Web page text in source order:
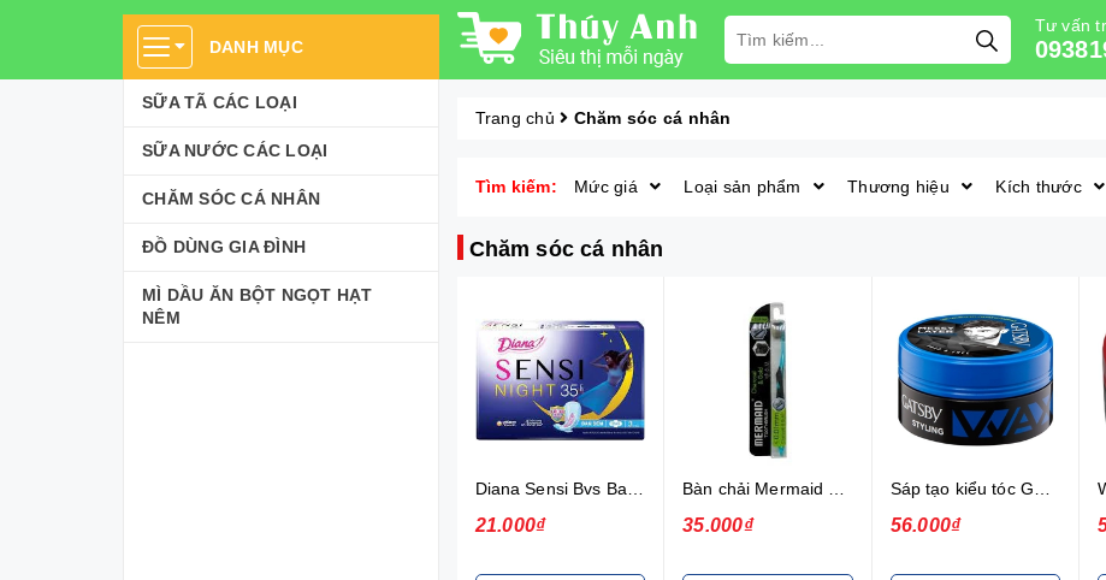
DANH MỤC
SỮA TÃ CÁC LOẠI
SỮA NƯỚC CÁC LOẠI
CHĂM SÓC CÁ NHÂN
ĐỒ DÙNG GIA ĐÌNH
MÌ DẦU ĂN BỘT NGỌT HẠT
NÊM
Tư vấn
Trang chủ Chăm sóc cá nhân
Tìm kiếm: Mức giá Loại sản phẩm Thương hiệu Kích thước
Chăm sóc cá nhân
21.000₫ 35.000₫ 56.000₫